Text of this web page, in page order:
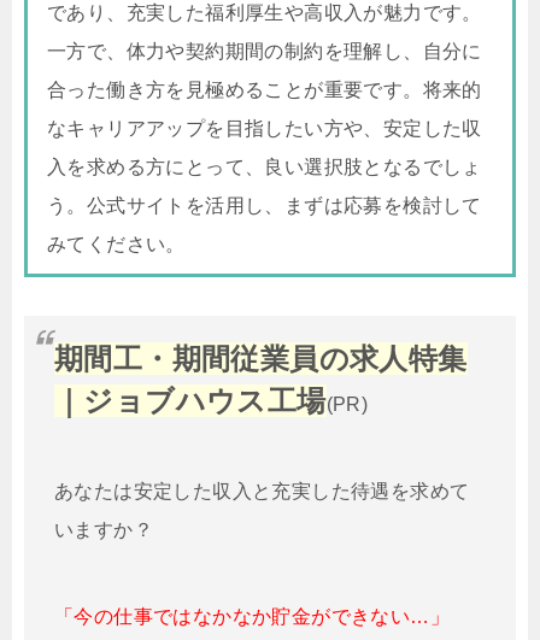
であり、充実した福利厚生や高収入が魅力です。
一方で、体力や契約期間の制約を理解し、自分に
合った働き方を見極めることが重要です。将来的
なキャリアアップを目指したい方や、安定した収
入を求める方にとって、良い選択肢となるでしょ
う。公式サイトを活用し、まずは応募を検討して
みてください。
期間工・期間従業員の求人特集
｜ジョブハウス工場(PR)
あなたは安定した収入と充実した待遇を求めて
いますか？
「今の仕事ではなかなか貯金ができない…」